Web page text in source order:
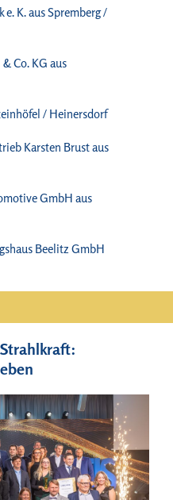
e. K. aus Spremberg /
Co. KG aus
/ Heinersdorf
Karsten Brust aus
GmbH aus
Beelitz GmbH